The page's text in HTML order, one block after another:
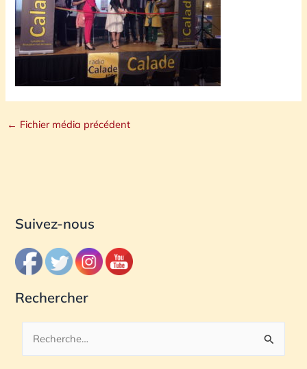
← Fichier média précédent
Suivez-nous
Rechercher